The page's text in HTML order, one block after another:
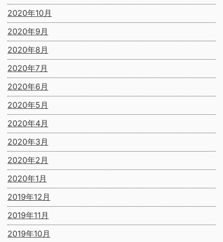
2020年10月
2020年9月
2020年8月
2020年7月
2020年6月
2020年5月
2020年4月
2020年3月
2020年2月
2020年1月
2019年12月
2019年11月
2019年10月